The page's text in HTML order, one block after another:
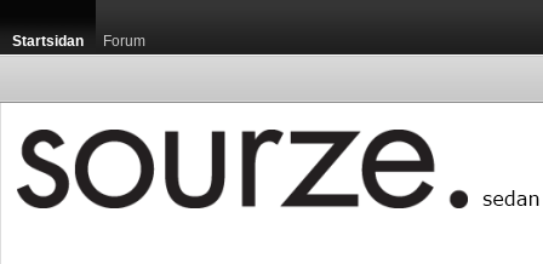
Startsidan Forum